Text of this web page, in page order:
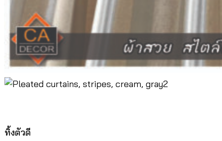
ทิ้งตัวดี